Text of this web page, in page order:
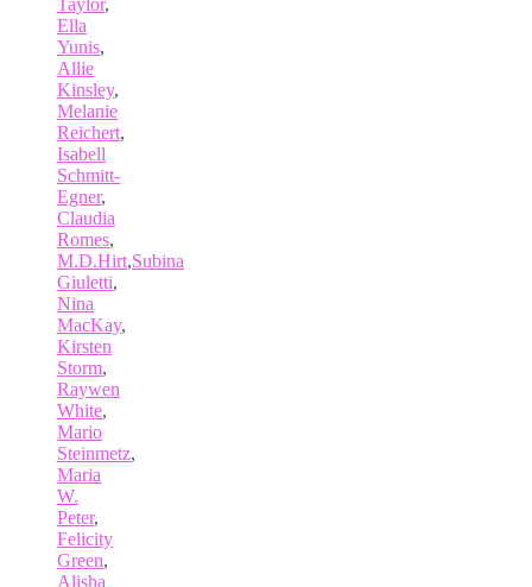
Taylor,
Ella
Yunis,
Allie
Kinsley,
Melanie
Reichert,
Isabell
Schmitt-
Egner,
Claudia
Romes,
M.D.Hirt,Subina
Giuletti,
Nina
MacKay,
Kirsten
Storm,
Raywen
White,
Mario
Steinmetz,
Maria
W.
Peter,
Felicity
Green,
Alisha